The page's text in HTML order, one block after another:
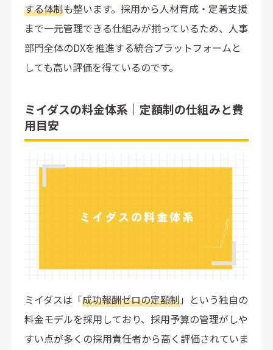
する体制も整います。採用から人材育成・定着支援
まで一元管理できる仕組みが揃っているため、人事
部門全体のDXを推進する統合プラットフォームと
しても高い評価を得ているのです。
ミイダスの料金体系｜定額制の仕組みと費
用目安
ミイダスは「成功報酬ゼロの定額制」という独自の
料金モデルを採用しており、採用予算の管理がしや
すい点が多くの採用責任者から高く評価されていま